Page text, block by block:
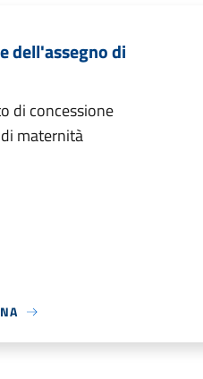
dell'assegno di
di concessione
maternità